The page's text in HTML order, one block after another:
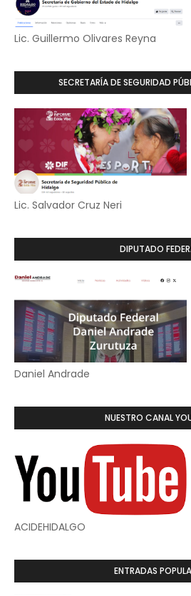
Lic. Guillermo Olivares Reyna
SECRETARÍA DE SEGURIDAD
Lic. Salvador Cruz Neri
DIPUTADO
Daniel Andrade
NUESTRO CANAL
ACIDEHIDALGO
ENTRADAS